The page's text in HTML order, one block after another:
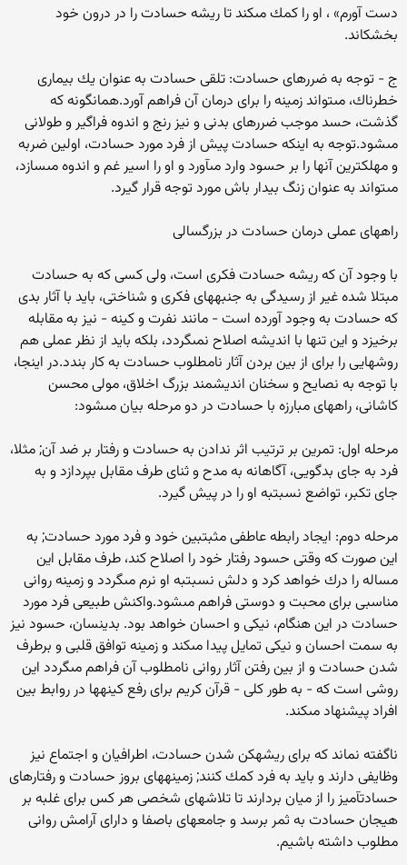
دست آورم‏» ، او را كمك مى‏كند تا ريشه حسادت را در درون خود
بخشكاند.
ج - توجه به ضررهاى حسادت: تلقى حسادت به عنوان يك بيمارى
خطرناك، مى‏تواند زمينه را براى درمان آن فراهم آورد.همان‏گونه كه
گذشت، حسد موجب ضررهاى بدنى و نيز رنج و اندوه فراگير و طولانى
مى‏شود.توجه به اين‏كه حسادت پيش از فرد مورد حسادت، اولين ضربه
و مهلك‏ترين آن‏ها را بر حسود وارد مى‏آورد و او را اسير غم و اندوه مى‏سازد،
مى‏تواند به عنوان زنگ بيدار باش مورد توجه قرار گيرد.
راه‏هاى عملى درمان حسادت در بزرگ‏سالى
با وجود آن كه ريشه حسادت فكرى است، ولى كسى كه به حسادت
مبتلا شده غير از رسيدگى به جنبه‏هاى فكرى و شناختى، بايد با آثار بدى
كه حسادت به وجود آورده است - مانند نفرت و كينه - نيز به مقابله
برخيزد و اين تنها با انديشه اصلاح نمى‏گردد، بلكه بايد از نظر عملى هم
روش‏هايى را براى از بين بردن آثار نامطلوب حسادت به كار بندد.در اين‏جا،
با توجه به نصايح و سخنان انديشمند بزرگ اخلاق، مولى محسن
كاشانى، راه‏هاى مبارزه با حسادت در دو مرحله بيان مى‏شود:
مرحله اول: تمرين بر ترتيب اثر ندادن به حسادت و رفتار بر ضد آن; مثلا،
فرد به جاى بدگويى، آگاهانه به مدح و ثناى طرف مقابل بپردازد و به
جاى تكبر، تواضع نسبت‏به او را در پيش گيرد.
مرحله دوم: ايجاد رابطه عاطفى مثبت‏بين خود و فرد مورد حسادت; به
اين صورت كه وقتى حسود رفتار خود را اصلاح كند، طرف مقابل اين
مساله را درك خواهد كرد و دلش نسبت‏به او نرم مى‏گردد و زمينه روانى
مناسبى براى محبت و دوستى فراهم مى‏شود.واكنش طبيعى فرد مورد
حسادت در اين هنگام، نيكى و احسان خواهد بود. بدين‏سان، حسود نيز
به سمت احسان و نيكى تمايل پيدا مى‏كند و زمينه توافق قلبى و برطرف
شدن حسادت و از بين رفتن آثار روانى نامطلوب آن فراهم مى‏گردد اين
روشى است كه - به طور كلى - قرآن كريم براى رفع كينه‏ها در روابط بين
افراد پيشنهاد مى‏كند.
ناگفته نماند كه براى ريشه‏كن شدن حسادت، اطرافيان و اجتماع نيز
وظايفى دارند و بايد به فرد كمك كنند; زمينه‏هاى بروز حسادت و رفتارهاى
حسادت‏آميز را از ميان بردارند تا تلاش‏هاى شخصى هر كس براى غلبه بر
هيجان حسادت به ثمر برسد و جامعه‏اى باصفا و داراى آرامش روانى
مطلوب داشته باشيم.